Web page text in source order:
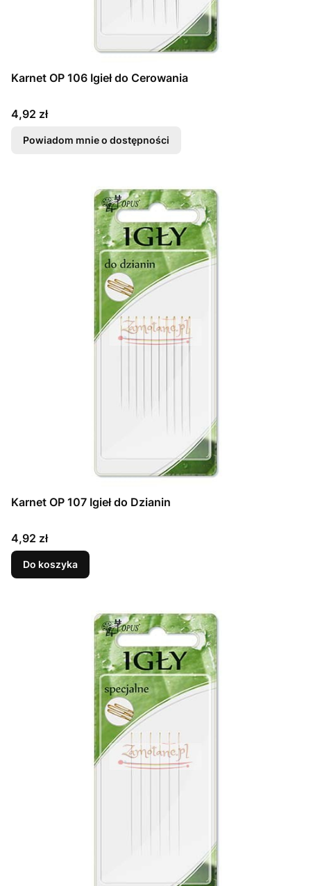
Karnet OP 106 Igieł do Cerowania
Cena
4,92 zł
Powiadom mnie o dostępności
Karnet OP 107 Igieł do Dzianin
Cena
4,92 zł
Do koszyka